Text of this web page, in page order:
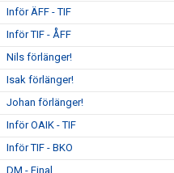
Inför ÄFF - TIF
Inför TIF - ÅFF
Nils förlänger!
Isak förlänger!
Johan förlänger!
Inför OAIK - TIF
Inför TIF - BKO
DM - Final